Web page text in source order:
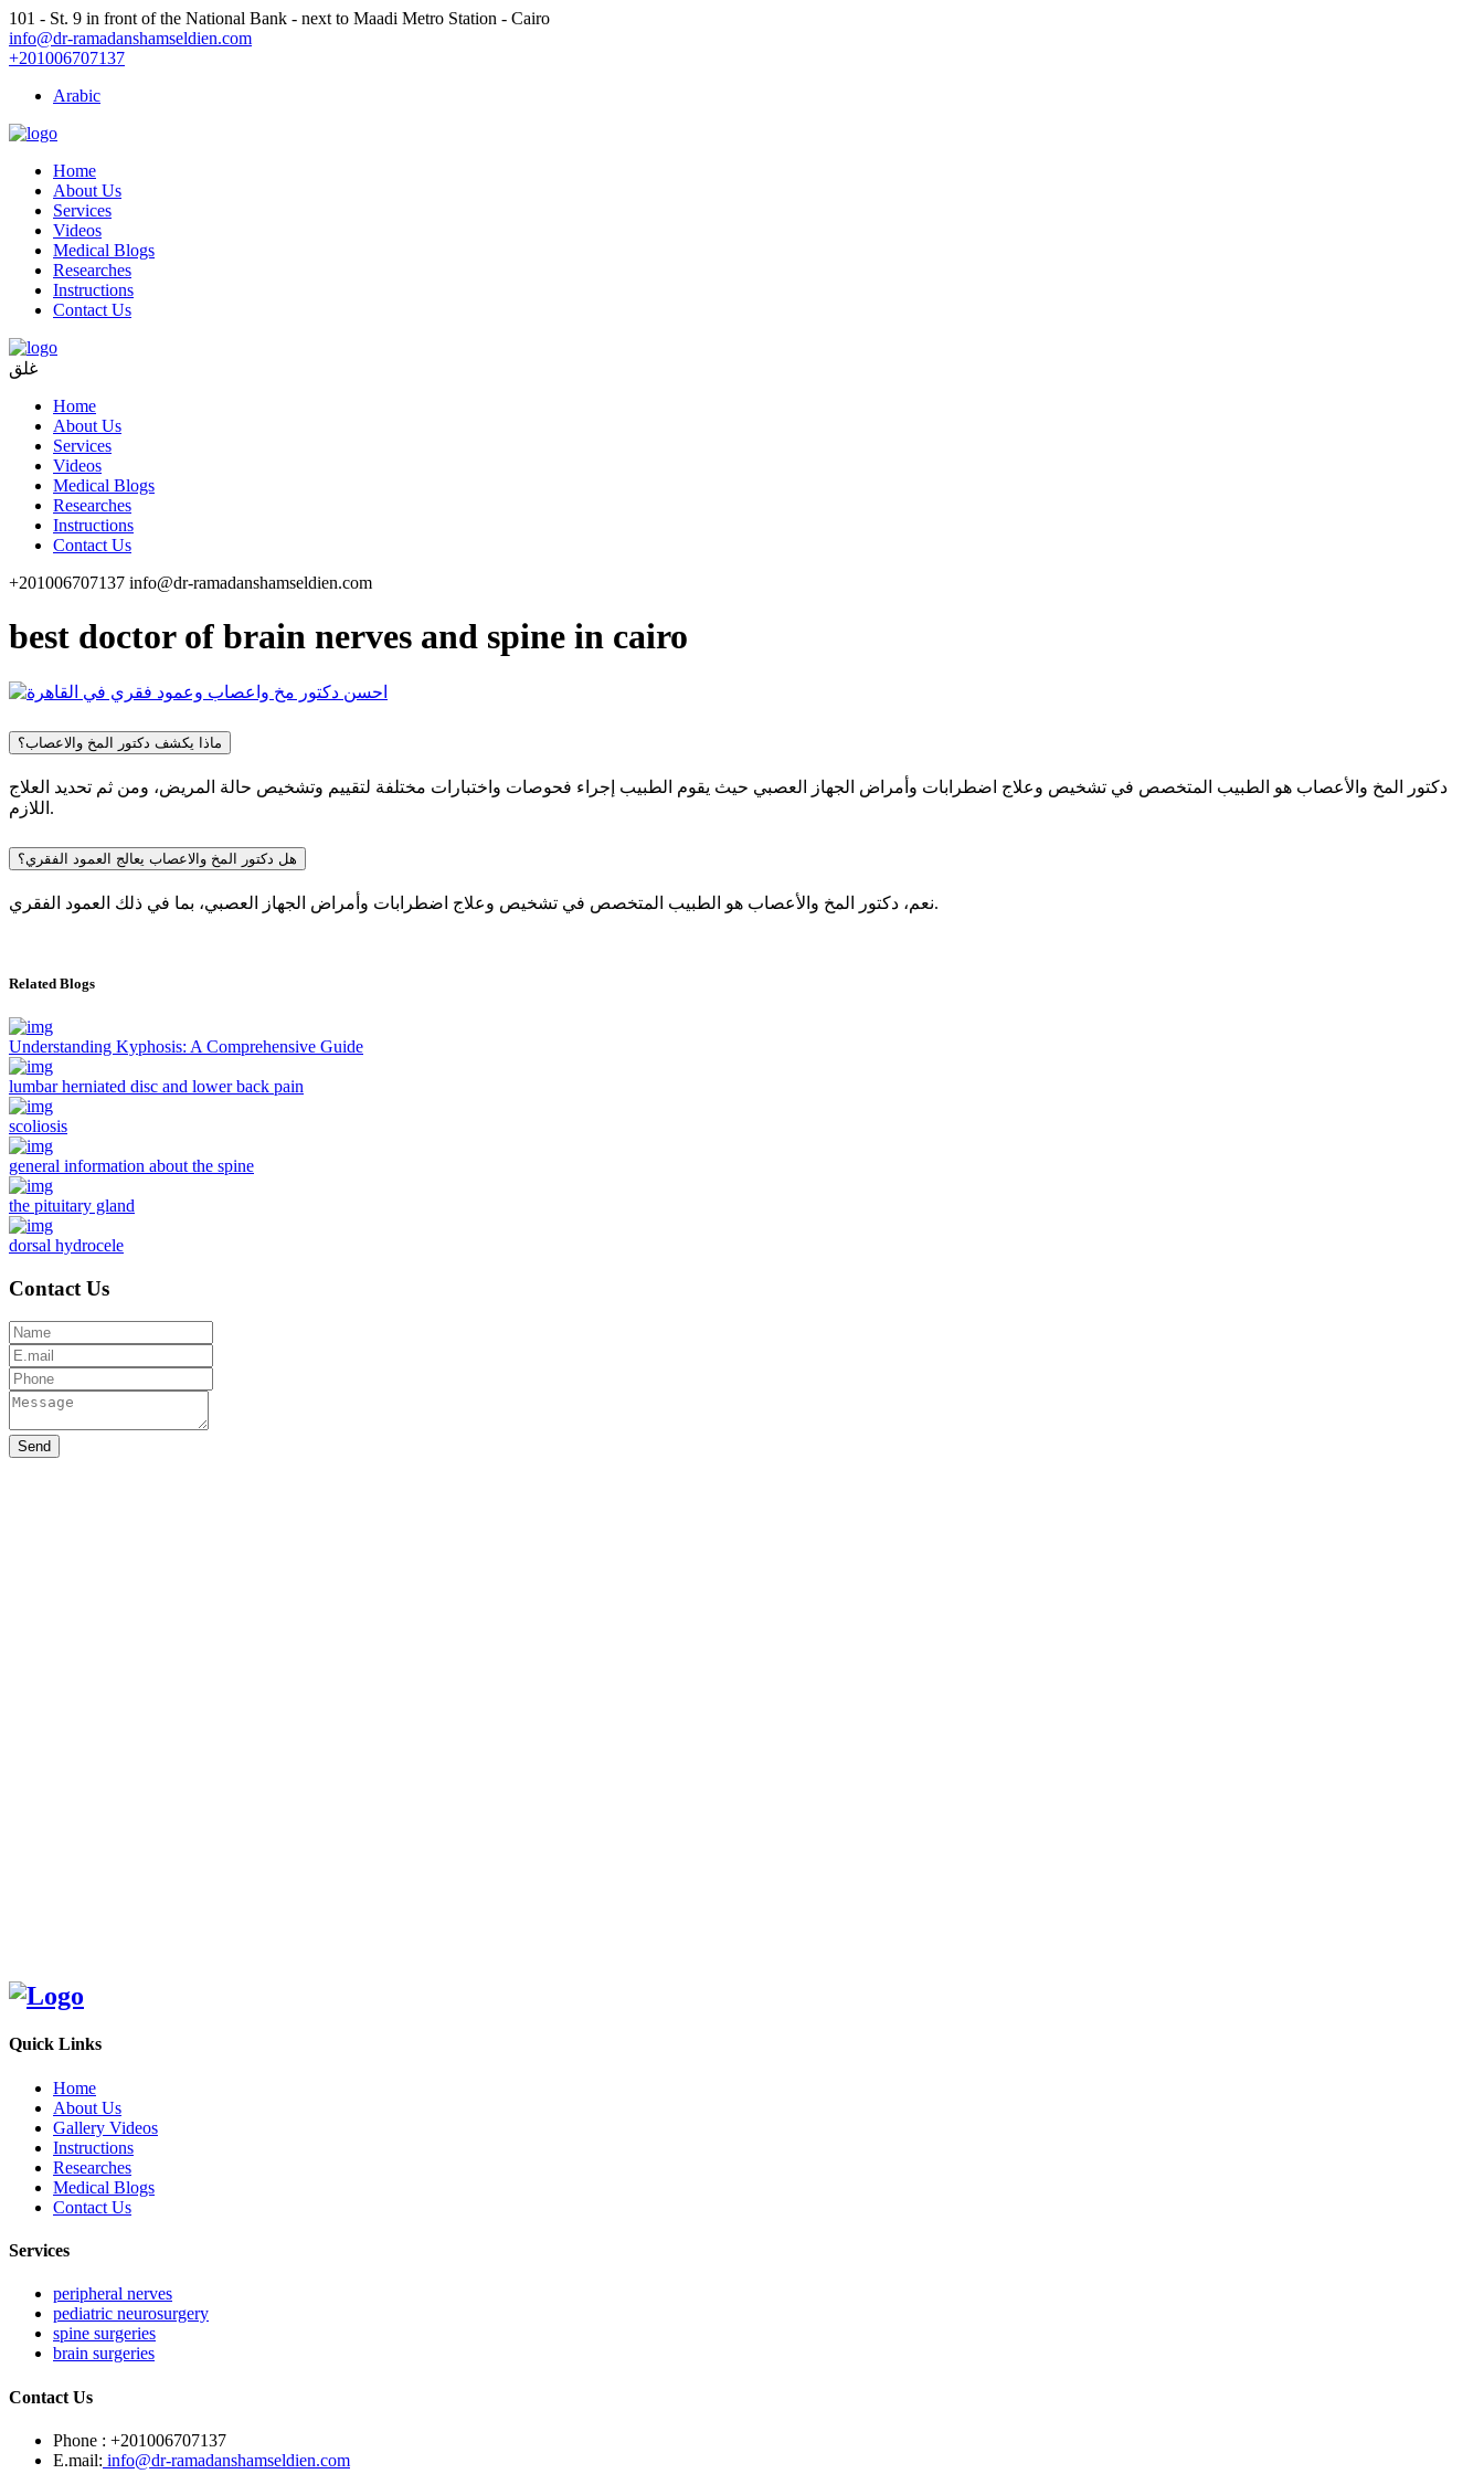
101 - St. 9 in front of the National Bank - next to Maadi Metro Station - Cairo
info@dr-ramadanshamseldien.com
+201006707137
Arabic
Home
About Us
Services
Videos
Medical Blogs
Researches
Instructions
Contact Us
غلق
Home
About Us
Services
Videos
Medical Blogs
Researches
Instructions
Contact Us
+201006707137 info@dr-ramadanshamseldien.com
best doctor of brain nerves and spine in cairo
ماذا يكشف دكتور المخ والاعصاب؟
دكتور المخ والأعصاب هو الطبيب المتخصص في تشخيص وعلاج اضطرابات وأمراض الجهاز العصبي حيث يقوم الطبيب إجراء فحوصات واختبارات مختلفة لتقييم وتشخيص حالة المريض، ومن ثم تحديد العلاج
اللازم.
هل دكتور المخ والاعصاب يعالج العمود الفقري؟
نعم، دكتور المخ والأعصاب هو الطبيب المتخصص في تشخيص وعلاج اضطرابات وأمراض الجهاز العصبي، بما في ذلك العمود الفقري.
Related Blogs
Understanding Kyphosis: A Comprehensive Guide
lumbar herniated disc and lower back pain
scoliosis
general information about the spine
the pituitary gland
dorsal hydrocele
Contact Us
Send
Quick Links
Home
About Us
Gallery Videos
Instructions
Researches
Medical Blogs
Contact Us
Services
peripheral nerves
pediatric neurosurgery
spine surgeries
brain surgeries
Contact Us
Phone : +201006707137
E.mail: info@dr-ramadanshamseldien.com